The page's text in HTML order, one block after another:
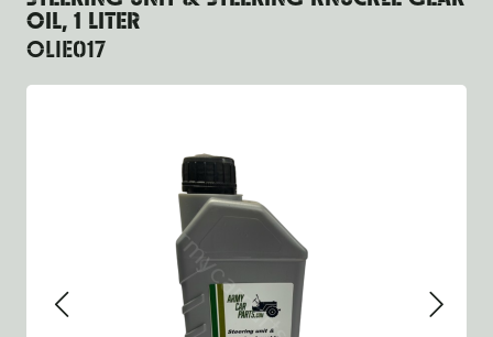
OIL, 1 LITER
OLIE017